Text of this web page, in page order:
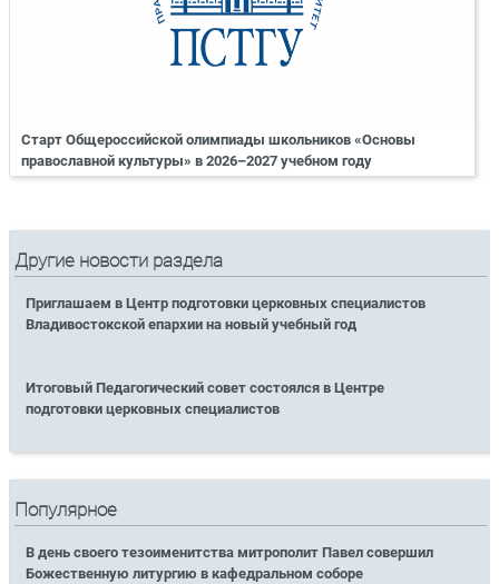
Старт Общероссийской олимпиады школьников «Основы
православной культуры» в 2026–2027 учебном году
Другие новости раздела
Приглашаем в Центр подготовки церковных специалистов
Владивостокской епархии на новый учебный год
Итоговый Педагогический совет состоялся в Центре
подготовки церковных специалистов
Популярное
В день своего тезоименитства митрополит Павел совершил
Божественную литургию в кафедральном соборе